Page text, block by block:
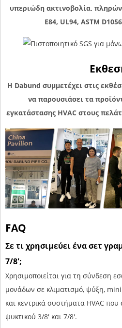
υπεριώδη ακτινοβολία,
E84, UL94, ASTM
Η Dabund συμμετέχει στις
να παρουσιάσει τα
εγκατάστασης HVAC στους
FAQ
Σε τι χρησιμεύει ένα σετ
7/8';
Χρησιμοποιείται για τη σύνδεση
μονάδων σε κλιματισμό, ψύξη,
και κεντρικά συστήματα HVAC
ψυκτικού 3/8' και 7/8'.